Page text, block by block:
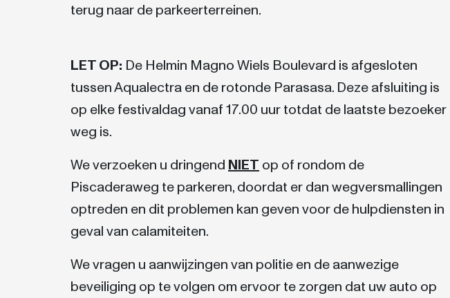
terug naar de parkeerterreinen.
LET OP: De Helmin Magno Wiels Boulevard is afgesloten
tussen Aqualectra en de rotonde Parasasa. Deze afsluiting is
op elke festivaldag vanaf 17.00 uur totdat de laatste bezoeker
weg is.
We verzoeken u dringendNIETop of rondom de
Piscaderaweg te parkeren, doordat er dan wegversmallingen
optreden en dit problemen kan geven voor de hulpdiensten in
geval van calamiteiten.
We vragen u aanwijzingen van politie en de aanwezige
beveiliging op te volgen om ervoor te zorgen dat uw auto op